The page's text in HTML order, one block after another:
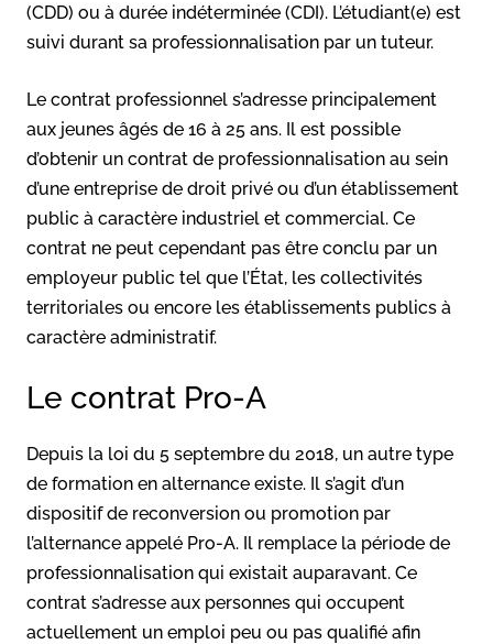
(CDD) ou à durée indéterminée (CDI). L’étudiant(e) est
suivi durant sa professionnalisation par un tuteur.
Le contrat professionnel s’adresse principalement
aux jeunes âgés de 16 à 25 ans. Il est possible
d’obtenir un contrat de professionnalisation au sein
d’une entreprise de droit privé ou d’un établissement
public à caractère industriel et commercial. Ce
contrat ne peut cependant pas être conclu par un
employeur public tel que l’État, les collectivités
territoriales ou encore les établissements publics à
caractère administratif.
Le contrat Pro-A
Depuis la loi du 5 septembre du 2018, un autre type
de formation en alternance existe. Il s’agit d’un
dispositif de reconversion ou promotion par
l’alternance appelé Pro-A. Il remplace la période de
professionnalisation qui existait auparavant. Ce
contrat s’adresse aux personnes qui occupent
actuellement un emploi peu ou pas qualifié afin